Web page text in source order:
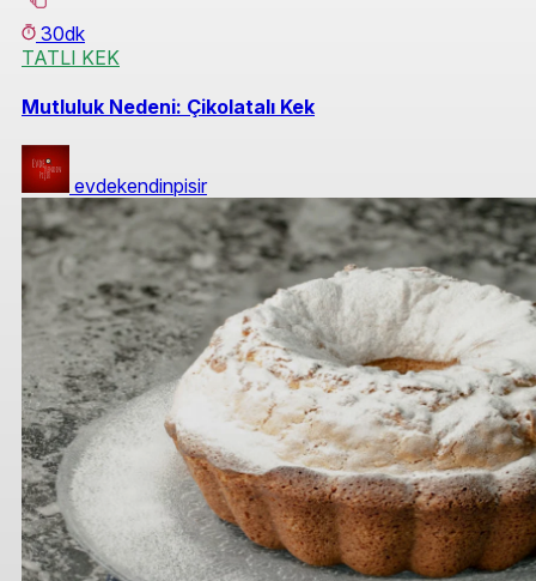
30dk
TATLI KEK
Mutluluk Nedeni: Çikolatalı Kek
evdekendinpisir